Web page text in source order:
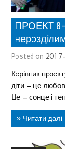
ПРОЕКТ 8-
Posted on
Керівник
діти – це любов
Це – сонце і
» Читати далі